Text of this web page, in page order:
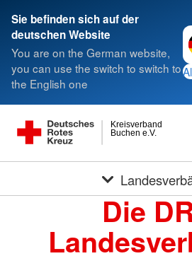
Sie befinden sich auf der
deutschen Website
You are on the German website,
you can use the switch to switch to
the English one
Buchen e.V.
Kreisverband
Die